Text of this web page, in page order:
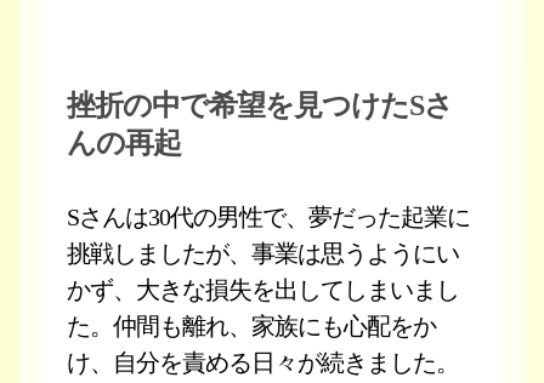
挫折の中で希望を見つけたSさ
んの再起
Sさんは30代の男性で、夢だった起業に
挑戦しましたが、事業は思うようにい
かず、大きな損失を出してしまいまし
た。仲間も離れ、家族にも心配をか
け、自分を責める日々が続きました。